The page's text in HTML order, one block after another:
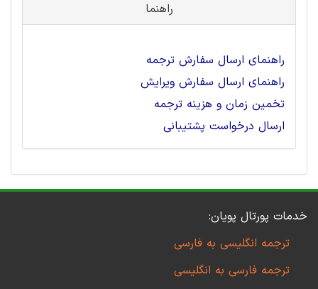
راهنما
راهنمای ارسال سفارش ترجمه
راهنمای ارسال سفارش ویرایش
تخمین زمان و هزینه ترجمه
ارسال درخواست پشتیبانی
خدمات پورتال پویان:
ترجمه انگلیسی به فارسی
ترجمه فارسی به انگلیسی